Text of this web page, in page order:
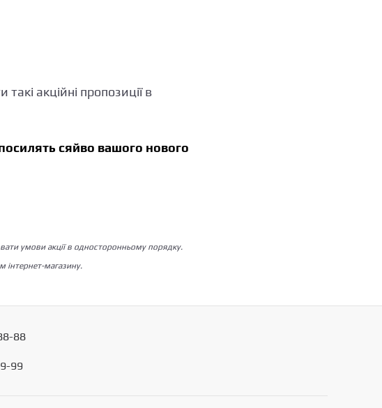
акційні пропозиції в
сяйво вашого нового
умови акції в односторонньому порядку.
інтернет-магазину.
88
99